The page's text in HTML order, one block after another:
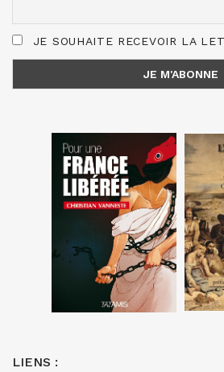
JE SOUHAITE RECEVOIR LA
LIENS :